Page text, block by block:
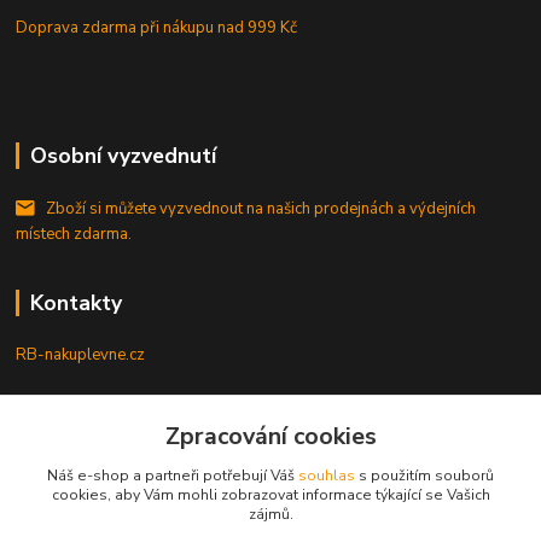
Doprava zdarma při nákupunad 999 Kč
Osobní vyzvednutí
Zboží si můžete vyzvednout na našich prodejnách a výdejních
místech zdarma.
Kontakty
RB-nakuplevne.cz
+420 222722421
info@rb-nakuplevne.cz
Zpracování cookies
Náš e-shop a partneři potřebují Váš souhlas s použitím souborů
cookies, aby Vám mohli zobrazovat informace týkající se Vašich
zájmů.